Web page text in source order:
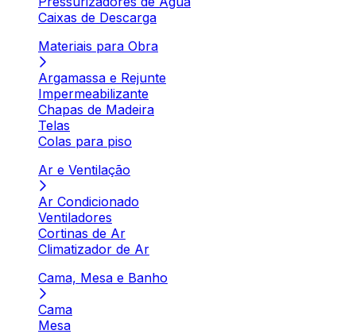
Caixas de Descarga
Materiais para Obra
Argamassa e Rejunte
Impermeabilizante
Chapas de Madeira
Telas
Colas para piso
Ar e Ventilação
Ar Condicionado
Ventiladores
Cortinas de Ar
Climatizador de Ar
Cama, Mesa e Banho
Cama
Mesa